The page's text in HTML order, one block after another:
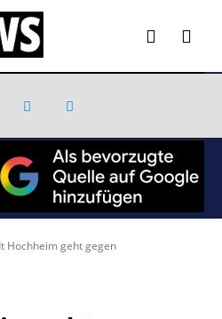
Hochheim geht gegen